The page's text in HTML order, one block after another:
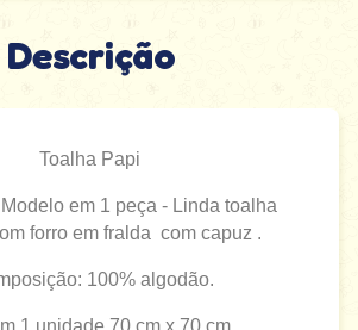
Descrição
Toalha Papi
em 1 peça - Linda toalha
forro em fralda com capuz .
100% algodão.
1 unidade 70 cm x 70 cm.